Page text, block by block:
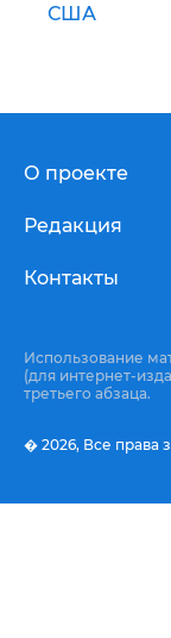
США
О проекте
Редакция
Контакты
Использование
(для интернет-
третьего абзаца.
� 2026, Все права